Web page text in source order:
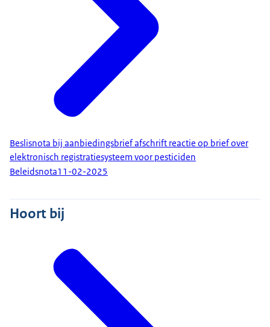
Beslisnota bij aanbiedingsbrief afschrift reactie op brief over
elektronisch registratiesysteem voor pesticiden
Beleidsnota11-02-2025
Hoort bij